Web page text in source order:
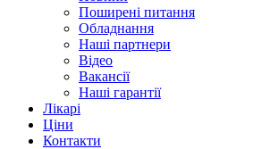
Поширені питання
Обладнання
Наші партнери
Відео
Вакансії
Наші гарантії
Лікарі
Ціни
Контакти